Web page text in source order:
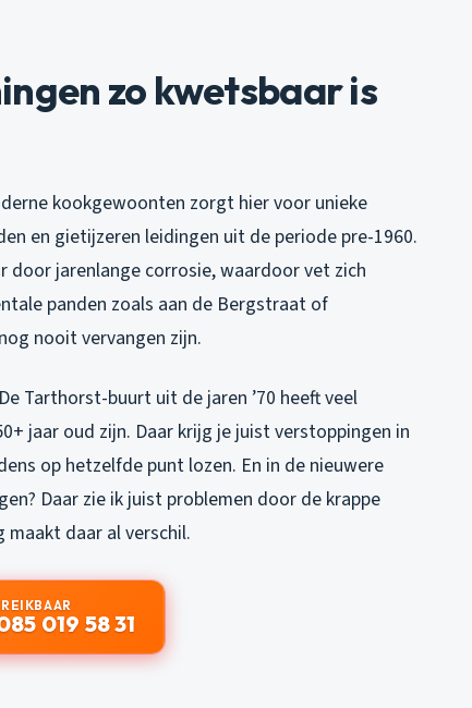
zo kwetsbaar is
kookgewoonten zorgt hier voor unieke
en gietijzeren leidingen uit de periode pre-1960.
door jarenlange corrosie, waardoor vet zich
panden zoals aan de Bergstraat of
nooit vervangen zijn.
Tarthorst-buurt uit de jaren ’70 heeft veel
jaar oud zijn. Daar krijg je juist verstoppingen in
op hetzelfde punt lozen. En in de nieuwere
Daar zie ik juist problemen door de krappe
daar al verschil.
019 58 31